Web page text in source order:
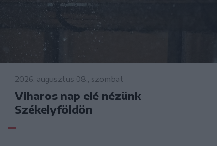
2026. augusztus 08., szombat
Viharos nap elé nézünk
Székelyföldön